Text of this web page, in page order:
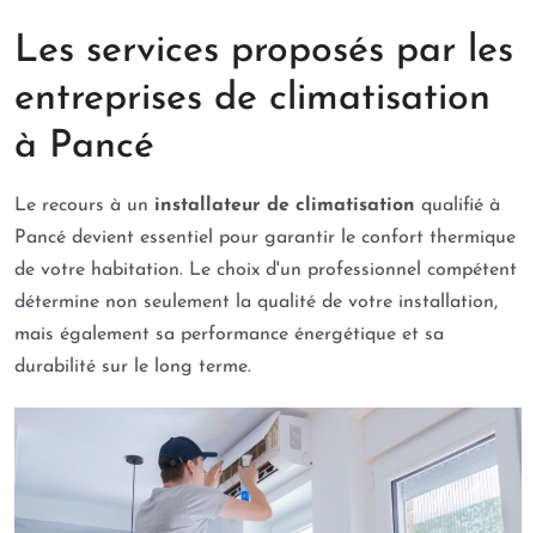
Les services proposés par les
entreprises de climatisation
à Pancé
Le recours à un installateur de climatisation qualifié à
Pancé devient essentiel pour garantir le confort thermique
de votre habitation. Le choix d'un professionnel compétent
détermine non seulement la qualité de votre installation,
mais également sa performance énergétique et sa
durabilité sur le long terme.